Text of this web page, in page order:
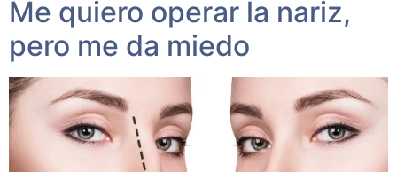
Me quiero operar la nariz,
pero me da miedo